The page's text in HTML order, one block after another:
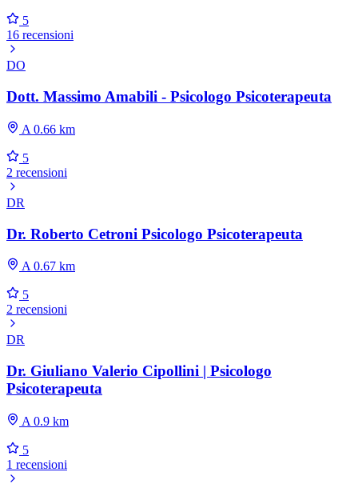
5
16 recensioni
DO
Dott. Massimo Amabili - Psicologo Psicoterapeuta
A 0.66 km
5
2 recensioni
DR
Dr. Roberto Cetroni Psicologo Psicoterapeuta
A 0.67 km
5
2 recensioni
DR
Dr. Giuliano Valerio Cipollini | Psicologo
Psicoterapeuta
A 0.9 km
5
1 recensioni